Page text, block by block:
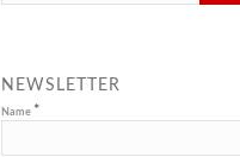
NEWSLETTER
Name *